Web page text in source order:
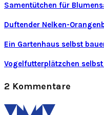
Samentütchen für
Duftender Nelken-
Ein Gartenhaus selbst
Vogelfutterplätzchen
2 Kommentare